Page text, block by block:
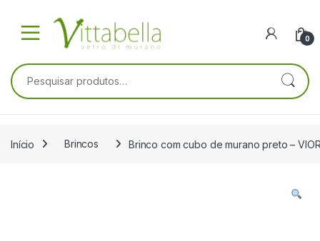
0
Pesquisar por:
Início Brincos Brinco com cubo de murano preto –